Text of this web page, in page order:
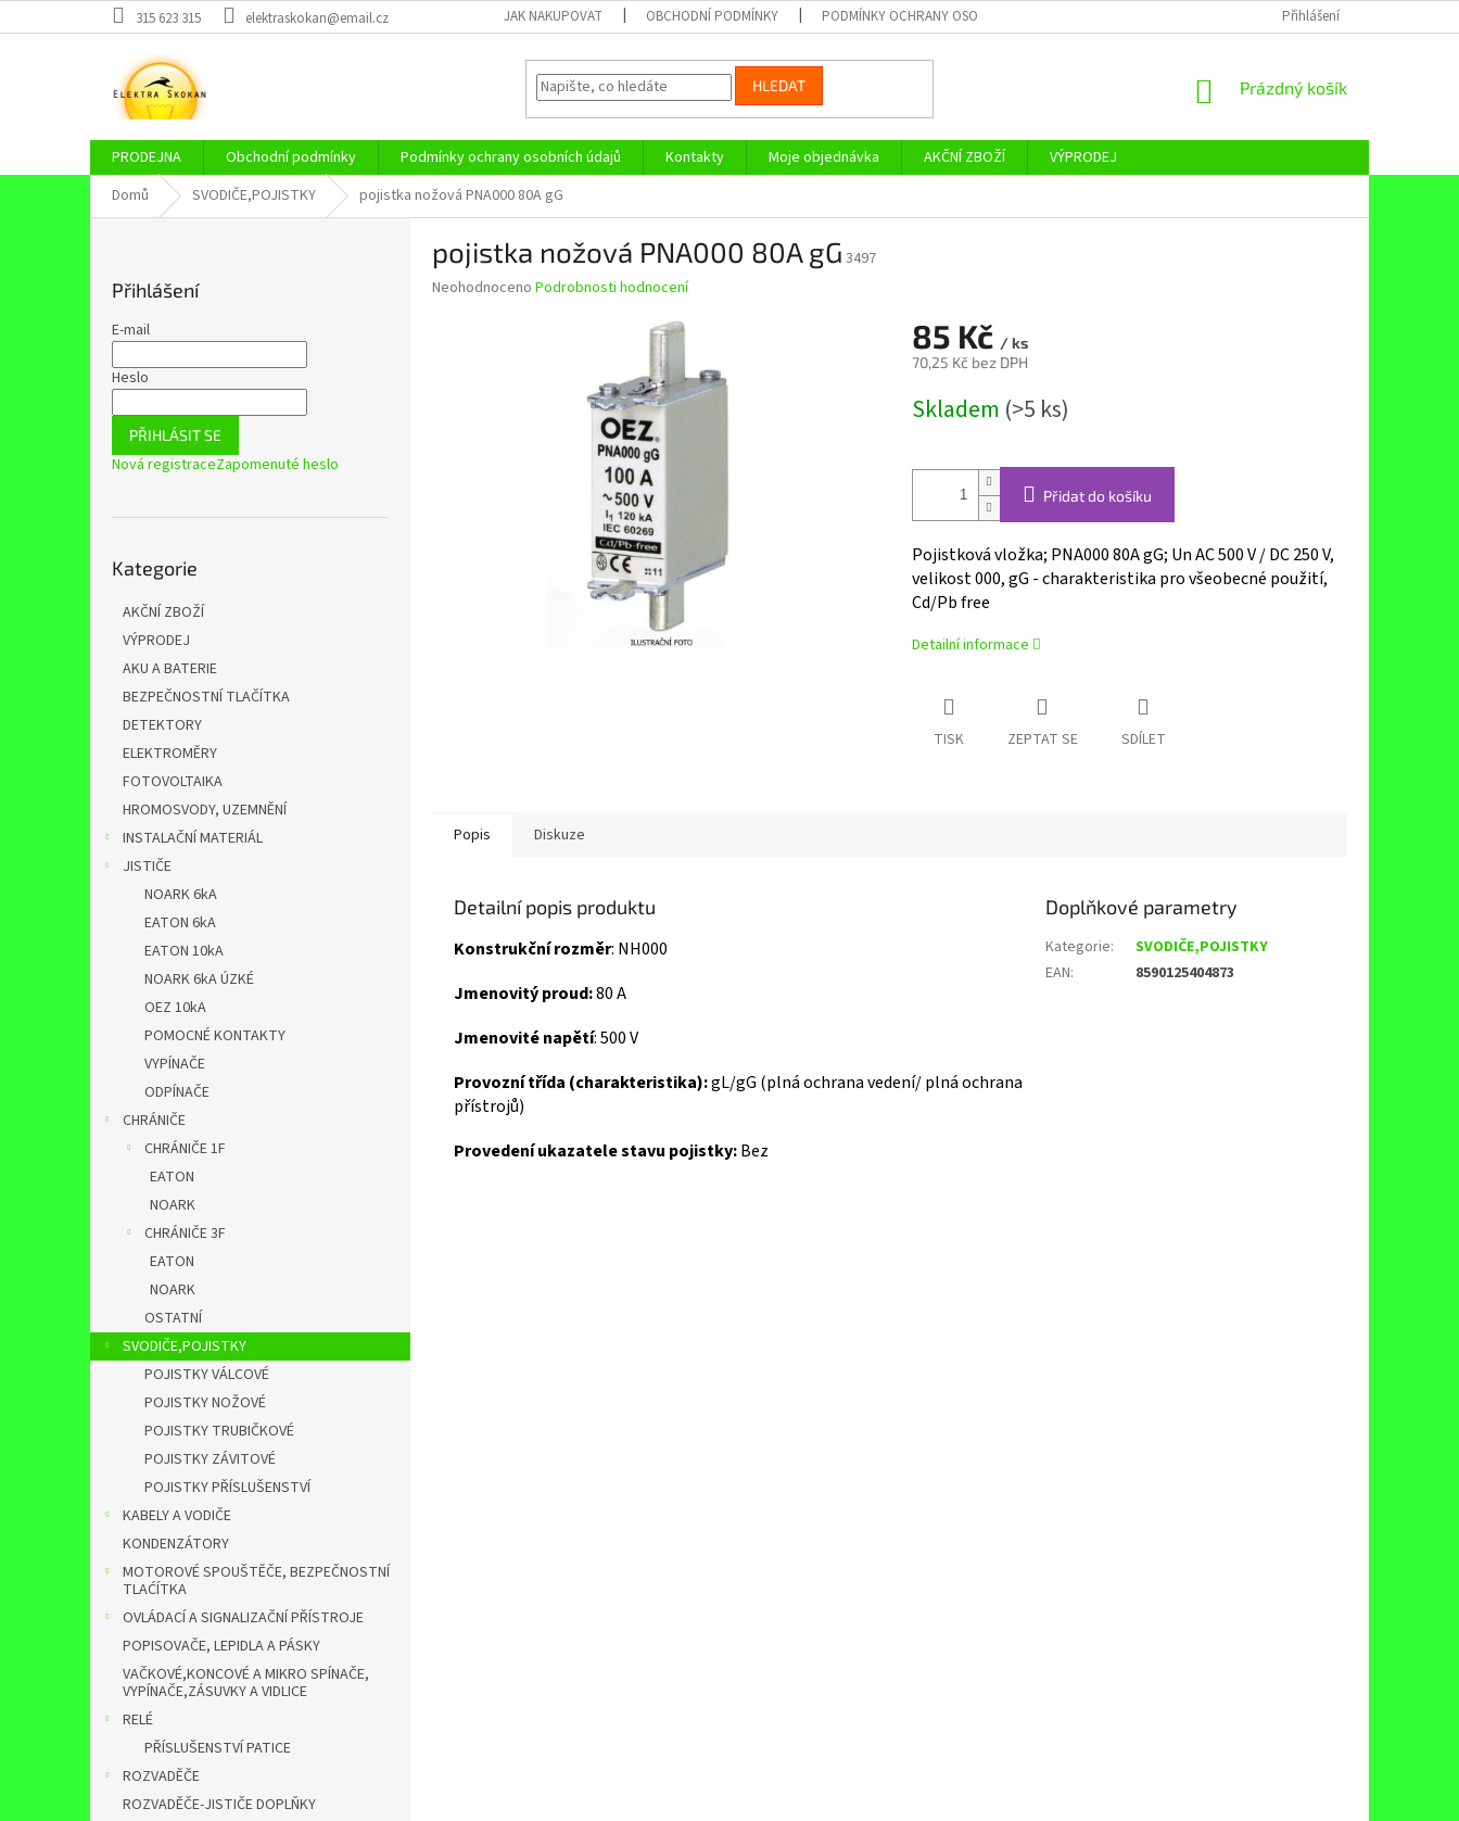
na
315 623 315 elektraskokan@email.cz JAK NAKUPOVAT OBCHODNÍ PODMÍNKY PODMÍNKY OCHRANY OSOBNÍCH ÚDAJŮ Přihlášení
HLEDAT
NÁKUPNÍ
Prázdný košík
PRODEJNA Obchodní podmínky Podmínky ochrany osobních údajů Kontakty Moje objednávka AKČNÍ ZBOŽÍ
VÝPRODEJ
Domů
SVODIČE,POJISTKY pojistka nožová PNA000 80A gG
Přihlášení
E-mail
Heslo
PŘIHLÁSIT SE
Nová registraceZapomenuté heslo
kategorie
Kategorie
AKČNÍ ZBOŽÍ
VÝPRODEJ
AKU A BATERIE
BEZPEČNOSTNÍ TLAČÍTKA
DETEKTORY
ELEKTROMĚRY
FOTOVOLTAIKA
HROMOSVODY, UZEMNĚNÍ
INSTALAČNÍ MATERIÁL
JISTIČE
NOARK 6kA
EATON 6kA
EATON 10kA
NOARK 6kA ÚZKÉ
OEZ 10kA
POMOCNÉ KONTAKTY
VYPÍNAČE
ODPÍNAČE
CHRÁNIČE
CHRÁNIČE 1F
EATON
NOARK
CHRÁNIČE 3F
EATON
NOARK
OSTATNÍ
SVODIČE,POJISTKY
POJISTKY VÁLCOVÉ
POJISTKY NOŽOVÉ
POJISTKY TRUBIČKOVÉ
POJISTKY ZÁVITOVÉ
POJISTKY PŘÍSLUŠENSTVÍ
KABELY A VODIČE
KONDENZÁTORY
MOTOROVÉ SPOUŠTĚČE, BEZPEČNOSTNÍ
TLAĆÍTKA
OVLÁDACÍ A SIGNALIZAČNÍ PŘÍSTROJE
POPISOVAČE, LEPIDLA A PÁSKY
VAČKOVÉ,KONCOVÉ A MIKRO SPÍNAČE,
VYPÍNAČE,ZÁSUVKY A VIDLICE
RELÉ
PŘÍSLUŠENSTVÍ PATICE
ROZVADĚČE
ROZVADĚČE-JISTIČE DOPLŇKY
pojistka nožová PNA000 80A gG 3497
Průměrné
Neohodnoceno Podrobnosti hodnocení
85 Kč / ks
70,25 Kč bez DPH
cena:
Skladem (>5 ks)
Přidat do košíku
Pojistková vložka; PNA000 80A gG; Un AC 500 V / DC 250 V,
velikost 000, gG - charakteristika pro všeobecné použití,
Cd/Pb free
Detailní informace
TISK ZEPTAT SE SDÍLET
Popis Diskuze
Detailní popis produktu
Konstrukční rozměr: NH000
Jmenovitý proud:80 A
Jmenovité napětí: 500 V
Provozní třída (charakteristika):gL/gG (plná ochrana vedení/ plná ochrana
přístrojů)
Provedení ukazatele stavu pojistky:Bez
Doplňkové parametry
Kategorie:
SVODIČE,POJISTKY
EAN: 8590125404873